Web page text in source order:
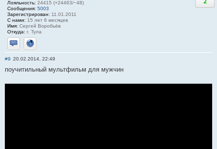
Лояльность: 24415 (+24463/−48)
Сообщения: 5003
Зарегистрирован: 11.01.2011
С нами: 15 лет 6 месяцев
Имя: Сергей Воробьёв
Откуда: г. Тула
Отправить личное сообщение
Сайт
#9 20.02.2014, 22:49
поучитильный мультфильм для мужчин